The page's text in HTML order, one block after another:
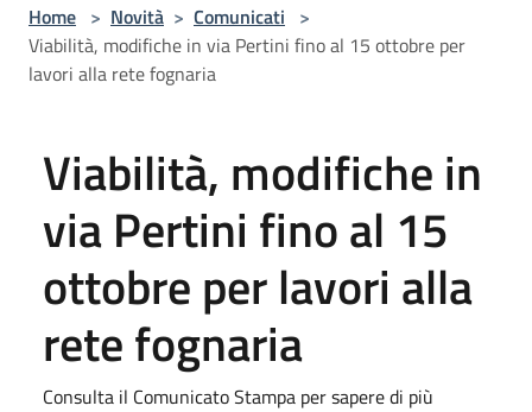
Home > Novità > Comunicati >
Viabilità, modifiche in via Pertini fino al 15 ottobre per
lavori alla rete fognaria
Viabilità, modifiche in
via Pertini fino al 15
ottobre per lavori alla
rete fognaria
Consulta il Comunicato Stampa per sapere di più